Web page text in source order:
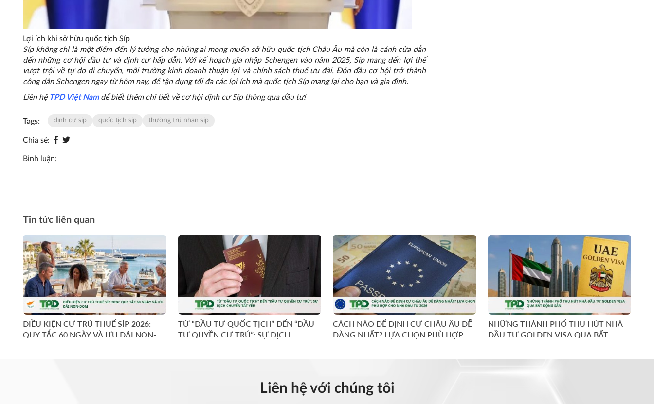
Lợi ích khi sở hữu quốc tịch Síp
Síp không chỉ là một điểm đến lý tưởng cho những ai mong muốn sở hữu quốc tịch Châu Âu mà còn là cánh cửa dẫn
đến những cơ hội đầu tư và định cư hấp dẫn. Với kế hoạch gia nhập Schengen vào năm 2025, Síp mang đến lợi thế
vượt trội về tự do di chuyển, môi trường kinh doanh thuận lợi và chính sách thuế ưu đãi. Đón đầu cơ hội trở thành
công dân Schengen ngay từ hôm nay, để tận dụng tối đa các lợi ích mà quốc tịch Síp mang lại cho bạn và gia đình.
Liên hệ TPD Việt Nam để biết thêm chi tiết về cơ hội định cư Síp thông qua đầu tư!
Tags: định cư síp quốc tịch síp thường trú nhân síp
Chia sẻ:
Bình luận:
Tin tức liên quan
ĐIỀU KIỆN CƯ TRÚ THUẾ SÍP 2026:
QUY TẮC 60 NGÀY VÀ ƯU ĐÃI NON-
TỪ “ĐẦU TƯ QUỐC TỊCH” ĐẾN “ĐẦU
TƯ QUYỀN CƯ TRÚ”: SỰ DỊCH
CÁCH NÀO ĐỂ ĐỊNH CƯ CHÂU ÂU DỄ
DÀNG NHẤT? LỰA CHỌN PHÙ HỢP
NHỮNG THÀNH PHỐ THU HÚT NHÀ
ĐẦU TƯ GOLDEN VISA QUA BẤT
Liên hệ với chúng tôi